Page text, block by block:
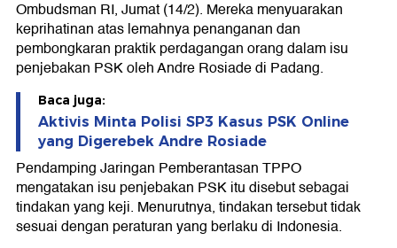
Ombudsman RI, Jumat (14/2). Mereka menyuarakan
keprihatinan atas lemahnya penanganan dan
pembongkaran praktik perdagangan orang dalam isu
penjebakan PSK oleh Andre Rosiade di Padang.
Baca juga:
Aktivis Minta Polisi SP3 Kasus PSK Online
yang Digerebek Andre Rosiade
Pendamping Jaringan Pemberantasan TPPO
mengatakan isu penjebakan PSK itu disebut sebagai
tindakan yang keji. Menurutnya, tindakan tersebut tidak
sesuai dengan peraturan yang berlaku di Indonesia.